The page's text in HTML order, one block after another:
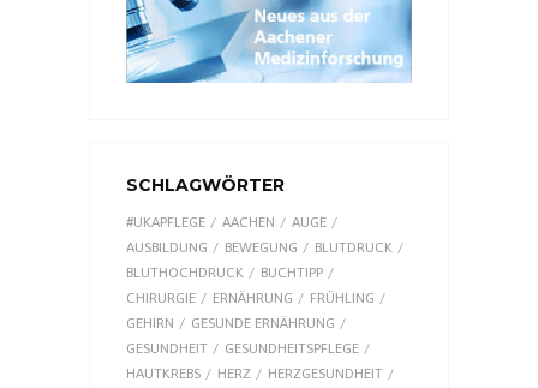
SCHLAGWÖRTER
#UKAPFLEGE AACHEN
AUGE
AUSBILDUNG
BEWEGUNG
BLUTDRUCK
BLUTHOCHDRUCK
BUCHTIPP
CHIRURGIE
ERNÄHRUNG
FRÜHLING
GEHIRN
GESUNDE ERNÄHRUNG
GESUNDHEIT
GESUNDHEITSPFLEGE
HAUTKREBS
HERZ
HERZGESUNDHEIT